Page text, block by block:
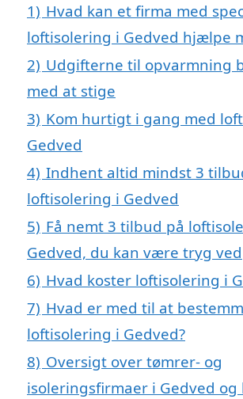
1) Hvad kan et firma med
loftisolering i Gedved hjælpe
2) Udgifterne til opvarmning
med at stige
3) Kom hurtigt i gang med
Gedved
4) Indhent altid mindst 3
loftisolering i Gedved
5) Få nemt 3 tilbud på
Gedved, du kan være tryg ved
6) Hvad koster loftisolering i
7) Hvad er med til at
loftisolering i Gedved?
8) Oversigt over tømrer- og
isoleringsfirmaer i Gedved og